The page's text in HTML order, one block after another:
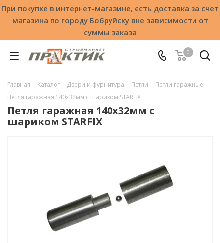
При покупке в интернет-магазине, есть доставка за счет
магазина по городу Бобруйску вне зависимости от
суммы заказа
0
Главная - Каталог - Двери и фурнитура - Петли - Петли гаражные -
Петля гаражная 140x32мм с шариком STARFIX
Петля гаражная 140x32мм с
шариком STARFIX